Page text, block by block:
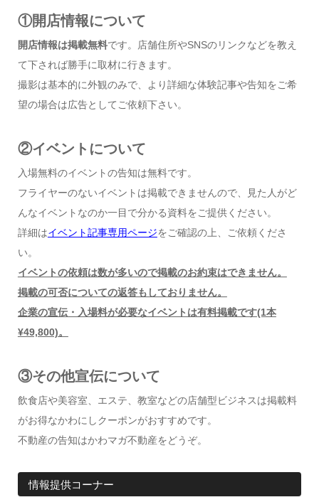
①開店情報について
開店情報は掲載無料です。店舗住所やSNSのリンクなどを教え
て下されば勝手に取材に行きます。
撮影は基本的に外観のみで、より詳細な体験記事や告知をご希
望の場合は広告としてご依頼下さい。
②イベントについて
入場無料のイベントの告知は無料です。
フライヤーのないイベントは掲載できませんので、見た人がど
んなイベントなのか一目で分かる資料をご提供ください。
詳細はイベント記事専用ページをご確認の上、ご依頼くださ
い。
イベントの依頼は数が多いので掲載のお約束はできません。
掲載の可否についての返答もしておりません。
企業の宣伝・入場料が必要なイベントは有料掲載です(1本
¥49,800)。
③その他宣伝について
飲食店や美容室、エステ、教室などの店舗型ビジネスは掲載料
がお得なかわにしクーポンがおすすめです。
不動産の告知はかわマガ不動産をどうぞ。
情報提供コーナー